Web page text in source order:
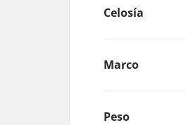
Celosía
Marco
Peso